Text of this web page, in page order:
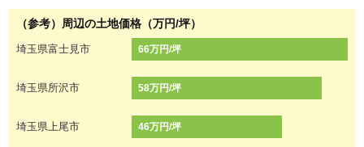
（参考）周辺の土地価格（万円/坪）
埼玉県富士見市 66万円/坪
埼玉県所沢市 58万円/坪
埼玉県上尾市 46万円/坪